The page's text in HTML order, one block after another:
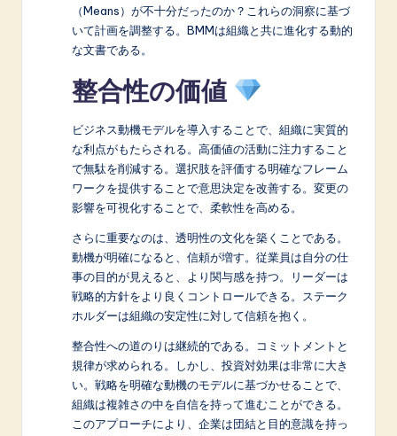
（Means）が不十分だったのか？これらの洞察に基づ
いて計画を調整する。BMMは組織と共に進化する動的
な文書である。
整合性の価値
ビジネス動機モデルを導入することで、組織に実質的
な利点がもたらされる。高価値の活動に注力すること
で無駄を削減する。選択肢を評価する明確なフレーム
ワークを提供することで意思決定を改善する。変更の
影響を可視化することで、柔軟性を高める。
さらに重要なのは、透明性の文化を築くことである。
動機が明確になると、信頼が増す。従業員は自分の仕
事の目的が見えると、より関与感を持つ。リーダーは
戦略的方針をより良くコントロールできる。ステーク
ホルダーは組織の安定性に対して信頼を抱く。
整合性への道のりは継続的である。コミットメントと
規律が求められる。しかし、投資対効果は非常に大き
い。戦略を明確な動機のモデルに基づかせることで、
組織は複雑さの中を自信を持って進むことができる。
このアプローチにより、企業は団結と目的意識を持っ